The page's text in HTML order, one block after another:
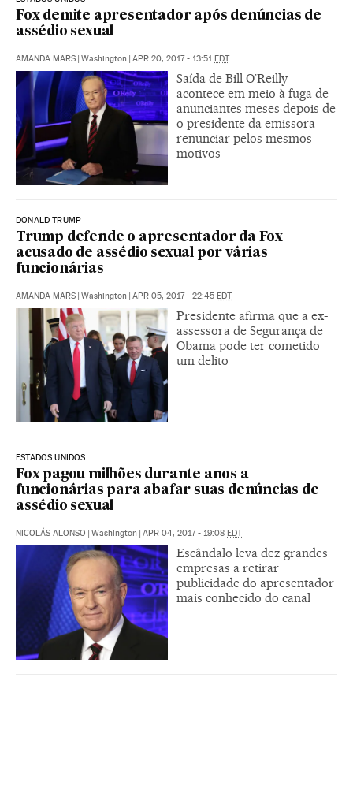
Fox demite apresentador após denúncias de
assédio sexual
AMANDA MARS | Washington | APR 20, 2017 - 13:51EDT
Saída de Bill O’Reilly
acontece em meio à fuga de
anunciantes meses depois de
o presidente da emissora
renunciar pelos mesmos
motivos
DONALD TRUMP
Trump defende o apresentador da Fox
acusado de assédio sexual por várias
funcionárias
AMANDA MARS | Washington | APR 05, 2017 - 22:45 EDT
Presidente afirma que a ex-
assessora de Segurança de
Obama pode ter cometido
um delito
ESTADOS UNIDOS
Fox pagou milhões durante anos a
funcionárias para abafar suas denúncias de
assédio sexual
NICOLÁS ALONSO | Washington | APR 04, 2017 - 19:08 EDT
Escândalo leva dez grandes
empresas a retirar
publicidade do apresentador
mais conhecido do canal